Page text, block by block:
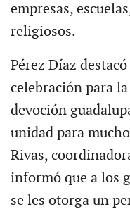
empresas,
religiosos.
Pérez Díaz
celebración para
devoción
unidad para
Rivas,
informó que a los
se les otorga un